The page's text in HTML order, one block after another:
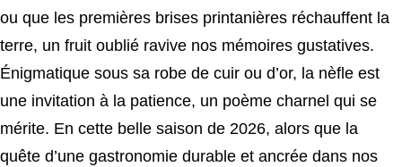
ou que les premières brises printanières réchauffent la
terre, un fruit oublié ravive nos mémoires gustatives.
Énigmatique sous sa robe de cuir ou d’or, la nèfle est
une invitation à la patience, un poème charnel qui se
mérite. En cette belle saison de 2026, alors que la
quête d’une gastronomie durable et ancrée dans nos